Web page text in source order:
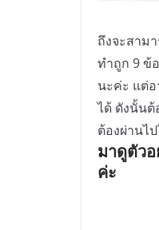
ถึงจะสาม
ทำถูก 9 ข้
นะค่ะ แต่
ได้ ดังนั้นต้
ต้องผ่านไ
มาดูตัว
ค่ะ